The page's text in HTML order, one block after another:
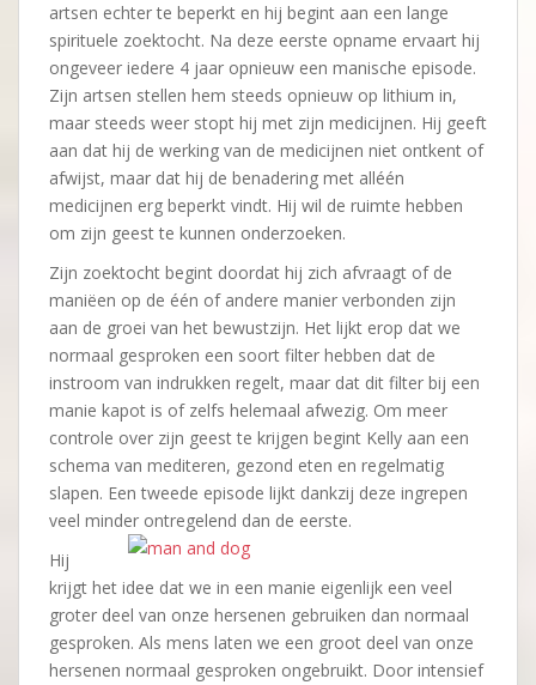
artsen echter te beperkt en hij begint aan een lange
spirituele zoektocht. Na deze eerste opname ervaart hij
ongeveer iedere 4 jaar opnieuw een manische episode.
Zijn artsen stellen hem steeds opnieuw op lithium in,
maar steeds weer stopt hij met zijn medicijnen. Hij geeft
aan dat hij de werking van de medicijnen niet ontkent of
afwijst, maar dat hij de benadering met alléén
medicijnen erg beperkt vindt. Hij wil de ruimte hebben
om zijn geest te kunnen onderzoeken.
Zijn zoektocht begint doordat hij zich afvraagt of de
maniëen op de één of andere manier verbonden zijn
aan de groei van het bewustzijn. Het lijkt erop dat we
normaal gesproken een soort filter hebben dat de
instroom van indrukken regelt, maar dat dit filter bij een
manie kapot is of zelfs helemaal afwezig. Om meer
controle over zijn geest te krijgen begint Kelly aan een
schema van mediteren, gezond eten en regelmatig
slapen. Een tweede episode lijkt dankzij deze ingrepen
veel minder ontregelend dan de eerste.
Hij
krijgt het idee dat we in een manie eigenlijk een veel
groter deel van onze hersenen gebruiken dan normaal
gesproken. Als mens laten we een groot deel van onze
hersenen normaal gesproken ongebruikt. Door intensief